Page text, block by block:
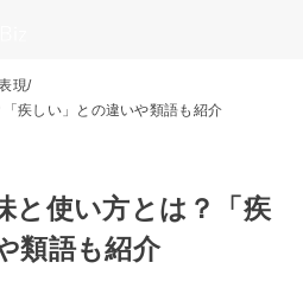
現
疾しい」との違いや類語も紹介
と使い方とは？「疾
類語も紹介